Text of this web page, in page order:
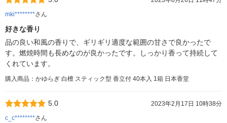
mki********さん
好きな香り
品の良い和風の香りで、ギリギリ適度な範囲の甘さで良かったで
す。燃焼時間も長めなのが良かったです。しっかり香って持続して
くれています。
購入商品：かゆらぎ 白檀 スティック型 香立付 40本入 1箱 日本香堂
5.0
2023年2月17日 10時38分
c_c********さん